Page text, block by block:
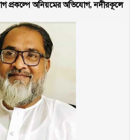
প্রকল্পে অনিয়মের অভিযোগ, নদীরকূলে